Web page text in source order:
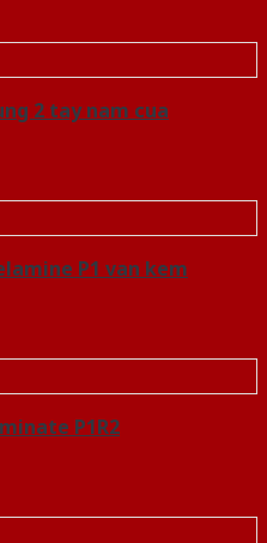
2 tay nam cua
P1 van kem
P1R2